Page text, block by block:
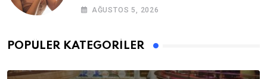
AĞUSTOS 5, 2026
POPÜLER KATEGORILER